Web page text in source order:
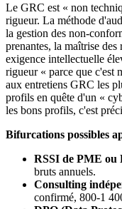
Le GRC est « non
rigueur. La méthode
la gestion des non-
prenantes, la maîtrise
exigence intellectuelle
rigueur « parce que c'est
aux entretiens GRC les
profils en quête d'un «
les bons profils, c'est
Bifurcations possibles
RSSI de PME ou
bruts annuels.
Consulting
confirmé, 800-1